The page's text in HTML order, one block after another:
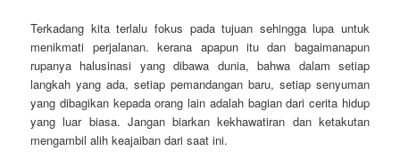
Terkadang kita terlalu fokus pada tujuan sehingga lupa untuk
menikmati perjalanan. kerana apapun itu dan bagaimanapun
rupanya halusinasi yang dibawa dunia, bahwa dalam setiap
langkah yang ada, setiap pemandangan baru, setiap senyuman
yang dibagikan kepada orang lain adalah bagian dari cerita hidup
yang luar biasa. Jangan biarkan kekhawatiran dan ketakutan
mengambil alih keajaiban dari saat ini.